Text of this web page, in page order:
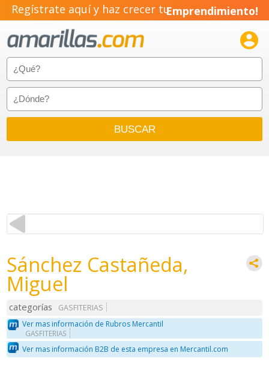
Regístrate aquí y haz crecer tuEmprendimiento!

Sánchez Castañeda,
Miguel
categorías
GASFITERIAS
Ver mas información de Rubros Mercantil
GASFITERIAS
Ver mas información B2B de esta empresa en Mercantil.com